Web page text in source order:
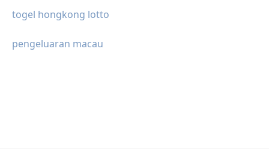
togel hongkong lotto
pengeluaran macau